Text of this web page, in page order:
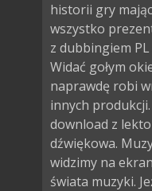
historii gry
wszystko
z dubbingiem
Widać gołym
naprawdę robi
innych
download z
dźwiękowa.
widzimy na
świata muzyki.